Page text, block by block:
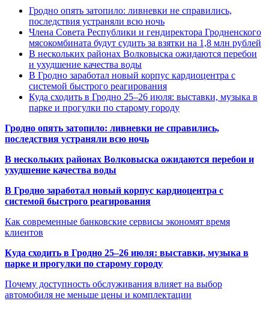
Гродно опять затопило: ливневки не справились,
последствия устраняли всю ночь
Члена Совета Республики и гендиректора Гродненского
мясокомбината будут судить за взятки на 1,8 млн рублей
В нескольких районах Волковыска ожидаются перебои
и ухудшение качества воды
В Гродно заработал новый корпус кардиоцентра с
системой быстрого реагирования
Куда сходить в Гродно 25–26 июля: выставки, музыка в
парке и прогулки по старому городу
Гродно опять затопило: ливневки не справились,
последствия устраняли всю ночь
В нескольких районах Волковыска ожидаются перебои и
ухудшение качества воды
В Гродно заработал новый корпус кардиоцентра с
системой быстрого реагирования
Как современные банковские сервисы экономят время
клиентов
Куда сходить в Гродно 25–26 июля: выставки, музыка в
парке и прогулки по старому городу
Почему доступность обслуживания влияет на выбор
автомобиля не меньше цены и комплектации